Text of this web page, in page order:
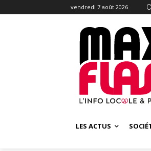
vendredi 7 août 2026
LES ACTUS